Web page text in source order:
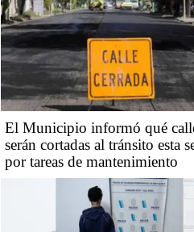
El Municipio informó qué
serán cortadas al tránsito esta
por tareas de mantenimiento